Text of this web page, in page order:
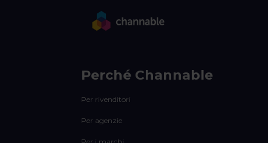
Perché Channable
Per rivenditori
Per agenzie